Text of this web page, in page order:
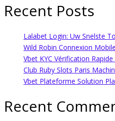
Recent Posts
Lalabet Login: Uw Snelste
Wild Robin Connexion
Vbet KYC Vérification
Club Ruby Slots Paris
Vbet Plateforme Solution
Recent